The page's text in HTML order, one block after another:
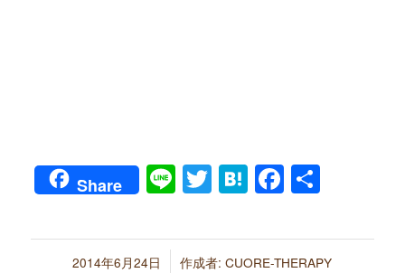
Share LineTwitter
Hatena共
2014年6月24日
/ 作成者:CUORE-THERAPY